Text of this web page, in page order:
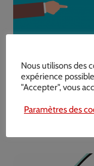
15 FÉVRIER 2025
pouvoir
Nous utilisons des
expérience
"Accepter", vous
Paramètres des